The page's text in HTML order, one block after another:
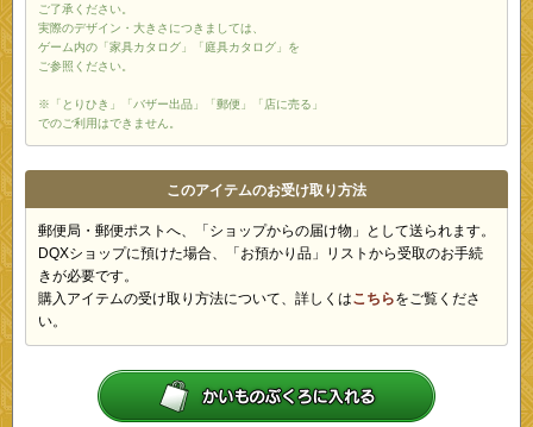
ご了承ください。
実際のデザイン・大きさにつきましては、
ゲーム内の「家具カタログ」「庭具カタログ」を
ご参照ください。
※「とりひき」「バザー出品」「郵便」「店に売る」
でのご利用はできません。
このアイテムのお受け取り方法
郵便局・郵便ポストへ、「ショップからの届け物」として送られます。
DQXショップに預けた場合、「お預かり品」リストから受取のお手続
きが必要です。
購入アイテムの受け取り方法について、詳しくはこちらをご覧くださ
い。